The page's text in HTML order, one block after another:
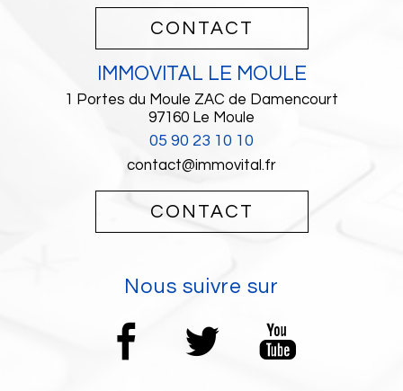
CONTACT
IMMOVITAL LE MOULE
1 Portes du Moule ZAC de Damencourt
97160 Le Moule
05 90 23 10 10
contact@immovital.fr
CONTACT
Nous suivre sur